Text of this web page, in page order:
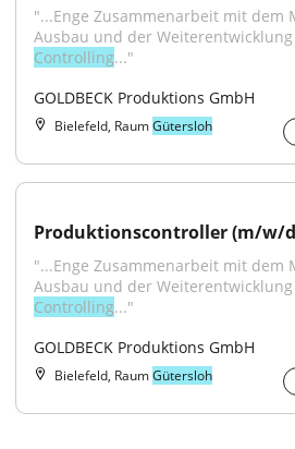
"...Enge Zusammenarbeit mit dem
Controlling..."
GOLDBECK Produktions GmbH
Bielefeld, RaumGütersloh
Produktionscontroller (m/w/
"...Enge Zusammenarbeit mit dem
Controlling..."
GOLDBECK Produktions GmbH
Bielefeld, RaumGütersloh